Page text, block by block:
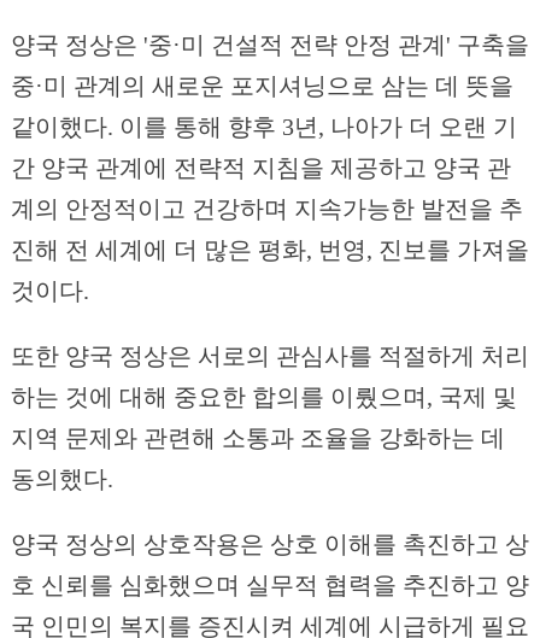
양국 정상은 '중·미 건설적 전략 안정 관계' 구축을
중·미 관계의 새로운 포지셔닝으로 삼는 데 뜻을
같이했다. 이를 통해 향후 3년, 나아가 더 오랜 기
간 양국 관계에 전략적 지침을 제공하고 양국 관
계의 안정적이고 건강하며 지속가능한 발전을 추
진해 전 세계에 더 많은 평화, 번영, 진보를 가져올
것이다.
또한 양국 정상은 서로의 관심사를 적절하게 처리
하는 것에 대해 중요한 합의를 이뤘으며, 국제 및
지역 문제와 관련해 소통과 조율을 강화하는 데
동의했다.
양국 정상의 상호작용은 상호 이해를 촉진하고 상
호 신뢰를 심화했으며 실무적 협력을 추진하고 양
국 인민의 복지를 증진시켜 세계에 시급하게 필요